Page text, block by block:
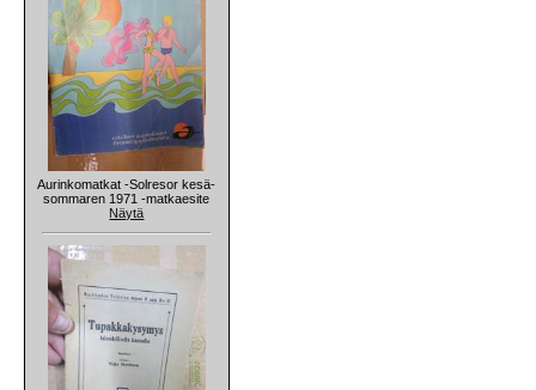
Aurinkomatkat -Solresor kesä-
sommaren 1971 -matkaesite
Näytä